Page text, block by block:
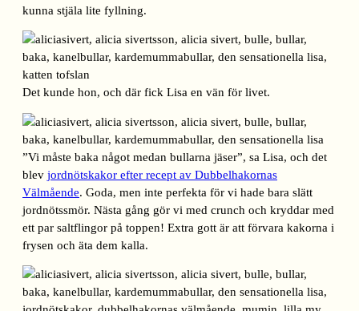
kunna stjäla lite fyllning.
Det kunde hon, och där fick Lisa en vän för livet.
”Vi måste baka något medan bullarna jäser”, sa Lisa, och det
blev jordnötskakor efter recept av Dubbelhakornas
Välmående. Goda, men inte perfekta för vi hade bara slätt
jordnötssmör. Nästa gång gör vi med crunch och kryddar med
ett par saltflingor på toppen! Extra gott är att förvara kakorna i
frysen och äta dem kalla.